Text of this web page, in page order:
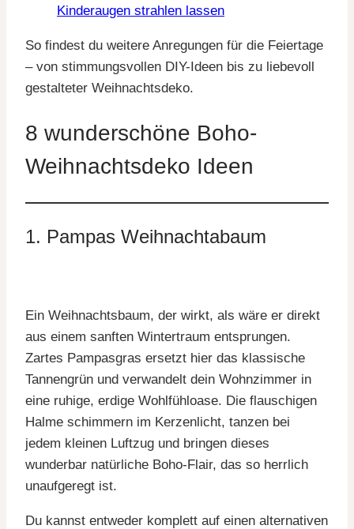
Kinderaugen strahlen lassen
So findest du weitere Anregungen für die Feiertage
– von stimmungsvollen DIY-Ideen bis zu liebevoll
gestalteter Weihnachtsdeko.
8 wunderschöne Boho-
Weihnachtsdeko Ideen
1. Pampas Weihnachtabaum
Ein Weihnachtsbaum, der wirkt, als wäre er direkt
aus einem sanften Wintertraum entsprungen.
Zartes Pampasgras ersetzt hier das klassische
Tannengrün und verwandelt dein Wohnzimmer in
eine ruhige, erdige Wohlfühloase. Die flauschigen
Halme schimmern im Kerzenlicht, tanzen bei
jedem kleinen Luftzug und bringen dieses
wunderbar natürliche Boho-Flair, das so herrlich
unaufgeregt ist.
Du kannst entweder komplett auf einen alternativen